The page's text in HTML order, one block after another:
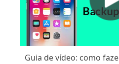
Guia de vídeo: como